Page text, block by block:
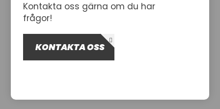
Kontakta oss gärna om du har
frågor!
KONTAKTA OSS